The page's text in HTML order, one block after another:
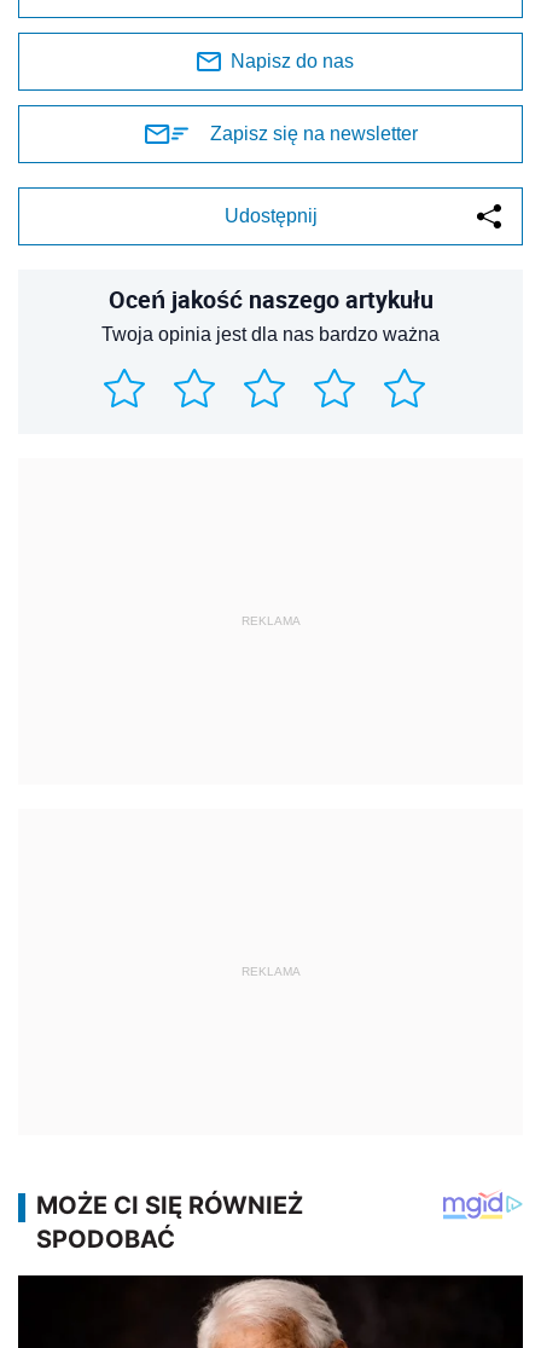
Napisz do nas
Zapisz się na newsletter
Udostępnij
Oceń jakość naszego artykułu
Twoja opinia jest dla nas bardzo ważna
REKLAMA
REKLAMA